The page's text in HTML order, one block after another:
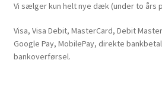
Vi sælger kun helt nye dæk (under to års
Visa, Visa Debit, MasterCard, Debit
Google Pay, MobilePay, direkte
bankoverførsel.